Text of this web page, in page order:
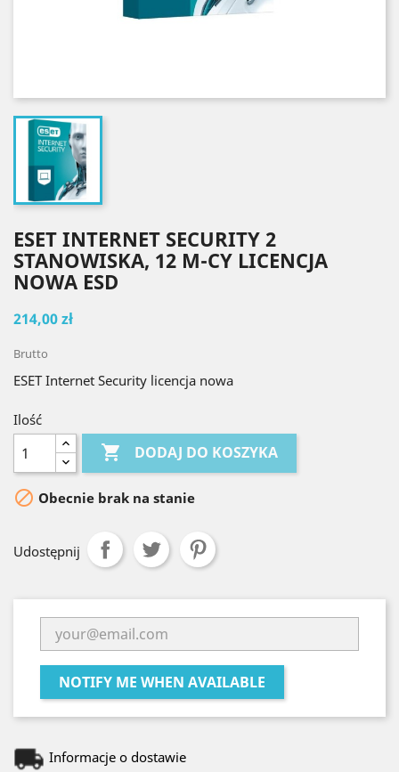
ESET INTERNET SECURITY 2
STANOWISKA, 12 M-CY LICENCJA
NOWA ESD
214,00 zł
Brutto
ESET Internet Security licencja nowa
Ilość
 DODAJ DO KOSZYKA
 Obecnie brak na stanie
Udostępnij
NOTIFY ME WHEN AVAILABLE
Informacje o dostawie